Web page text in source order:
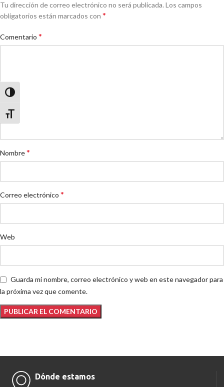
Alternar alto contraste
Alternar tamaño de letra
Tu dirección de correo electrónico no será publicada. Los campos
obligatorios están marcados con *
Comentario *
Nombre*
Correo electrónico *
Web
Guarda mi nombre, correo electrónico y web en este navegador para
la próxima vez que comente.
Dónde estamos